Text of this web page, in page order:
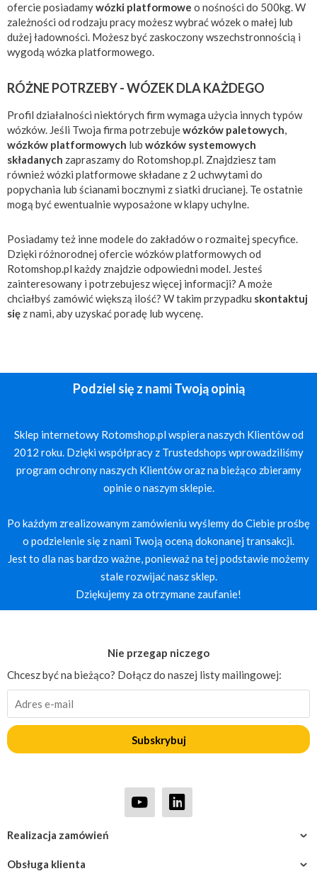
ofercie posiadamywózki platformowe o nośności do 500kg. W
zależności od rodzaju pracy możesz wybrać wózek o małej lub
dużej ładowności. Możesz być zaskoczony wszechstronnością i
wygodą wózka platformowego.
RÓŻNE POTRZEBY - WÓZEK DLA KAŻDEGO
Profil działalności niektórych firm wymaga użycia innych typów
wózków. Jeśli Twoja firma potrzebujewózków paletowych,
wózków platformowych lub wózków systemowych
składanych zapraszamy do Rotomshop.pl. Znajdziesz tam
również wózki platformowe składane z 2 uchwytami do
popychania lub ścianami bocznymi z siatki drucianej. Te ostatnie
mogą być ewentualnie wyposażone w klapy uchylne.
Posiadamy też inne modele do zakładów o rozmaitej specyfice.
Dzięki różnorodnej ofercie wózków platformowych od
Rotomshop.pl każdy znajdzie odpowiedni model. Jesteś
zainteresowany i potrzebujesz więcej informacji? A może
chciałbyś zamówić większą ilość? W takim przypadku skontaktuj
się z nami, aby uzyskać poradę lub wycenę.
Podziel się z nami Twoją opinią
Sklep internetowy Rotomshop.pl wspiera naszych Klientów od
2012 roku. Dzięki współpracy z Trustedshops wprowadziliśmy
program ochrony naszych Klientów oraz na bieżąco zbieramy
opinie o naszym sklepie.
Po każdym zrealizowanym zamówieniu wyślemy do Ciebie prośbę
o podzielenie się z nami Twoją oceną dokonanej transakcji.
Jest to dla nas bardzo ważne, ponieważ na tej podstawie możemy
stale rozwijać nasz sklep.
Dziękujemy za otrzymane zaufanie!
Obsługa klienta
Realizacja zamówień
Nie przegap niczego
Chcesz być na bieżąco? Dołącz do naszej listy mailingowej:
Subskrybuj